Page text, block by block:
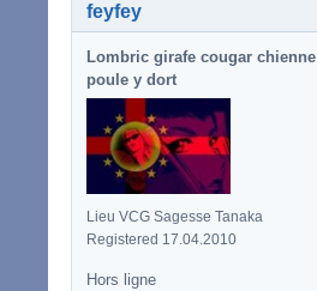
feyfey
Lombric girafe cougar chienne
poule y dort
Lieu VCG Sagesse Tanaka
Registered 17.04.2010
Hors ligne